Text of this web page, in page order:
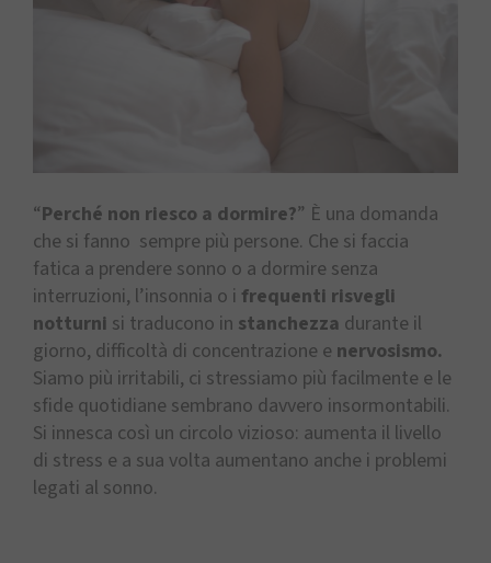
“Perché non riesco a dormire?” È una domanda
che si fanno sempre più persone. Che si faccia
fatica a prendere sonno o a dormire senza
interruzioni, l’insonnia o i frequenti risvegli
notturni si traducono in stanchezza durante il
giorno, difficoltà di concentrazione e nervosismo.
Siamo più irritabili, ci stressiamo più facilmente e le
sfide quotidiane sembrano davvero insormontabili.
Si innesca così un circolo vizioso: aumenta il livello
di stress e a sua volta aumentano anche i problemi
legati al sonno.